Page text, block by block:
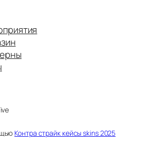
Контра страйк кейсы skins 2025